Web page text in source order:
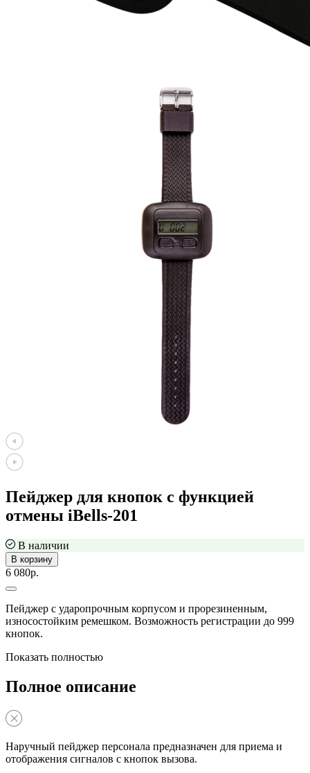
Пейджер для кнопок с функцией
отмены iBells-201
В наличии
В корзину
6 080р.
Пейджер с ударопрочным корпусом и прорезиненным,
износостойким ремешком. Возможность регистрации до 999
кнопок.
Показать полностью
Полное описание
Наручный пейджер персонала предназначен для приема и
отображения сигналов с кнопок вызова.